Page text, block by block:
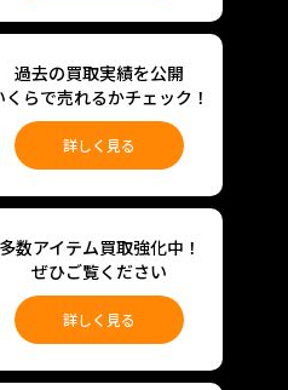
過去の買取実績を公開
くらで売れるかチェック！
詳しく見る
多数アイテム買取強化中！
ぜひご覧ください
詳しく見る